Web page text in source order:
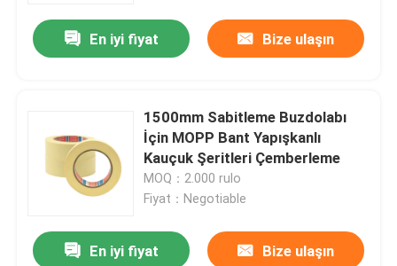
En iyi fiyat Bize ulaşın
1500mm Sabitleme Buzdolabı
İçin MOPP Bant Yapışkanlı
Kauçuk Şeritleri Çemberleme
MOQ：2.000 rulo
Fiyat：Negotiable
En iyi fiyat Bize ulaşın